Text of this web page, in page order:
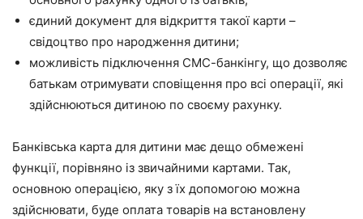
єдиний документ для відкриття такої карти –
свідоцтво про народження дитини;
можливість підключення СМС-банкінгу, що дозволяє
батькам отримувати сповіщення про всі операції, які
здійснюються дитиною по своєму рахунку.
Банківська карта для дитини має дещо обмежені
функції, порівняно із звичайними картами. Так,
основною операцією, яку з їх допомогою можна
здійснювати, буде оплата товарів на встановлену